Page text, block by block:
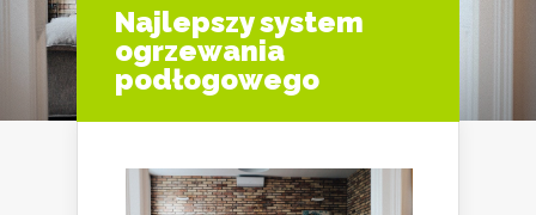
Najlepszy system
ogrzewania
podłogowego